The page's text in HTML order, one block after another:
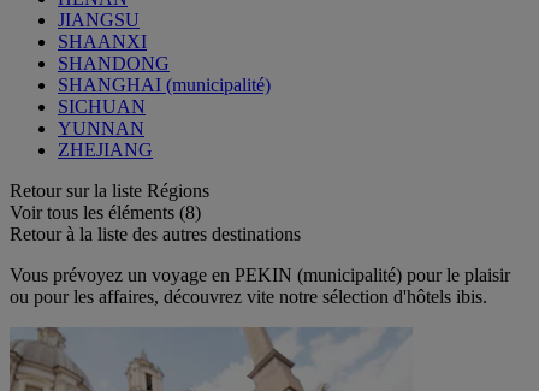
JIANGSU
SHAANXI
SHANDONG
SHANGHAI (municipalité)
SICHUAN
YUNNAN
ZHEJIANG
Retour sur la liste Régions
Voir tous les éléments (8)
Retour à la liste des autres destinations
Vous prévoyez un voyage en PEKIN (municipalité) pour le plaisir
ou pour les affaires, découvrez vite notre sélection d'hôtels ibis.